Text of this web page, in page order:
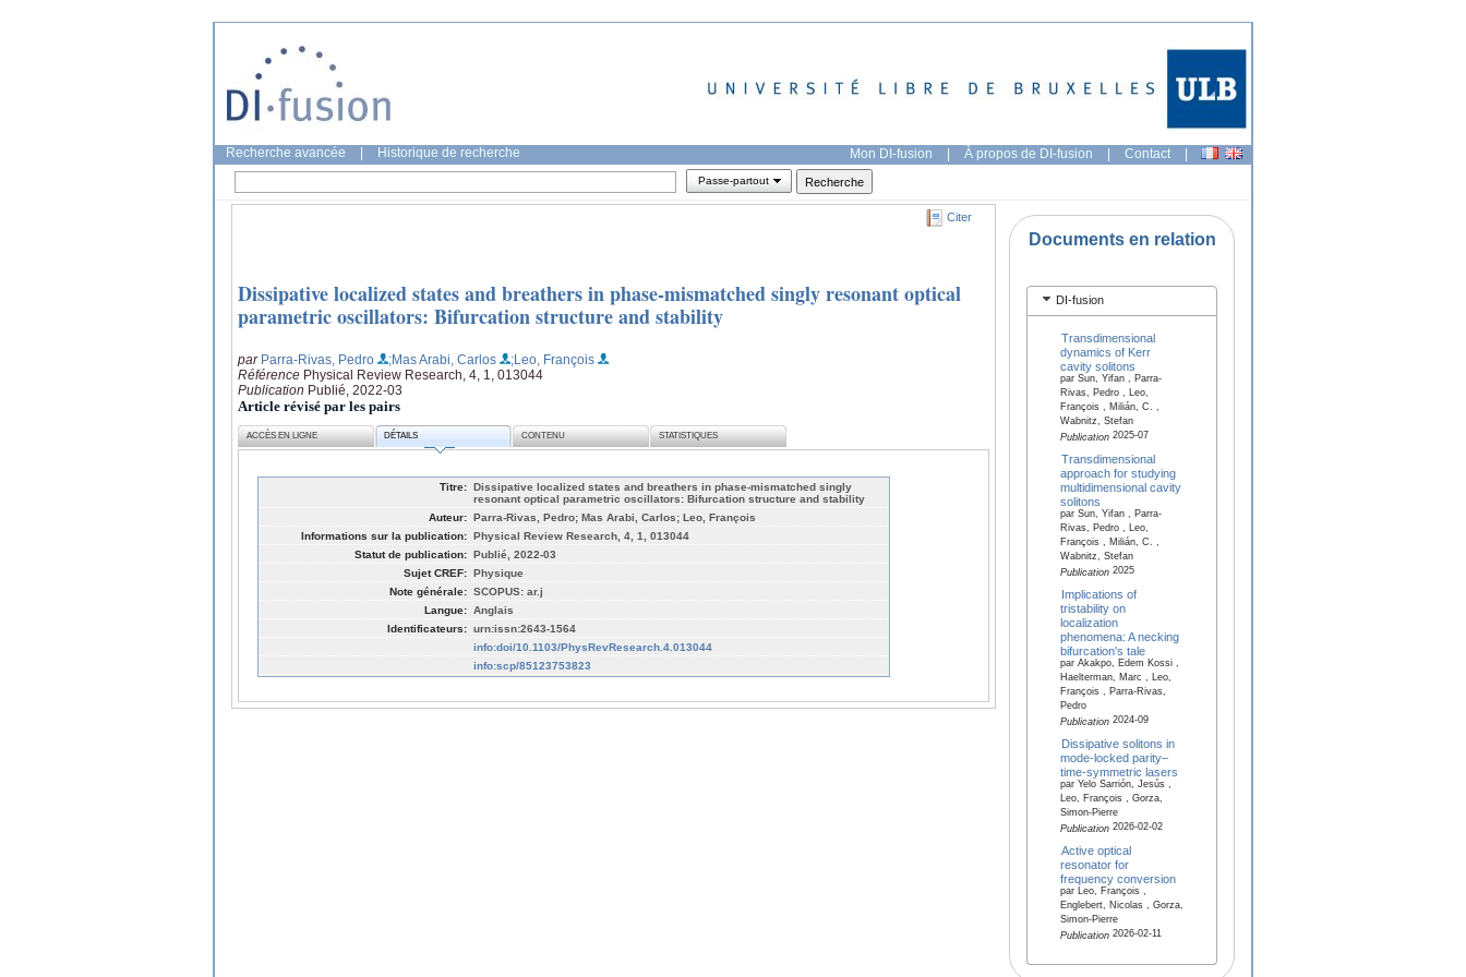
Recherche avancée Historique de recherche Mon DI-fusion | À propos de DI-fusion | Contact |
Passe-partout
Citer
Dissipative localized states and breathers in phase-mismatched singly resonant optical
parametric oscillators: Bifurcation structure and stability
par Parra-Rivas, Pedro ;Mas Arabi, Carlos
;Leo, François
Référence Physical Review Research, 4, 1, 013044
Publication Publié, 2022-03
Article révisé par les pairs
ACCÈS EN LIGNE DÉTAILS CONTENU STATISTIQUES
Titre: Dissipative localized states and breathers in phase-mismatched singly
resonant optical parametric oscillators: Bifurcation structure and stability
Auteur: Parra-Rivas, Pedro; Mas Arabi, Carlos; Leo, François
Informations sur la publication: Physical Review Research, 4, 1, 013044
Statut de publication: Publié, 2022-03
Sujet CREF: Physique
Note générale: SCOPUS: ar.j
Langue: Anglais
Identificateurs: urn:issn:2643-1564
info:doi/10.1103/PhysRevResearch.4.013044
info:scp/85123753823
Documents en relation
DI-fusion
Transdimensional
dynamics of Kerr
cavity solitons
par Sun, Yifan , Parra-
Rivas, Pedro , Leo,
François , Milián, C. ,
Wabnitz, Stefan
Publication2025-07
Transdimensional
approach for studying
multidimensional cavity
solitons
par Sun, Yifan , Parra-
Rivas, Pedro , Leo,
François , Milián, C. ,
Wabnitz, Stefan
Publication2025
Implications of
tristability on
localization
phenomena: A necking
bifurcation's tale
par Akakpo, Edem Kossi ,
Haelterman, Marc , Leo,
François , Parra-Rivas,
Pedro
Publication2024-09
Dissipative solitons in
mode-locked parity–
time-symmetric lasers
par Yelo Sarrión, Jesús ,
Leo, François , Gorza,
Simon-Pierre
Publication2026-02-02
Active optical
resonator for
frequency conversion
par Leo, François ,
Englebert, Nicolas , Gorza,
Simon-Pierre
Publication2026-02-11